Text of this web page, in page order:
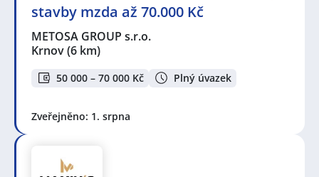
stavby mzda až 70.000 Kč
METOSA GROUP s.r.o.
Krnov(6 km)
50 000 – 70 000 Kč Plný úvazek
Zveřejněno: 1. srpna